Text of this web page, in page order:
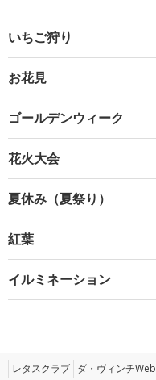
いちご狩り
お花見
ゴールデンウィーク
花火大会
夏休み（夏祭り）
紅葉
イルミネーション
レタスクラブ ダ・ヴィンチWeb